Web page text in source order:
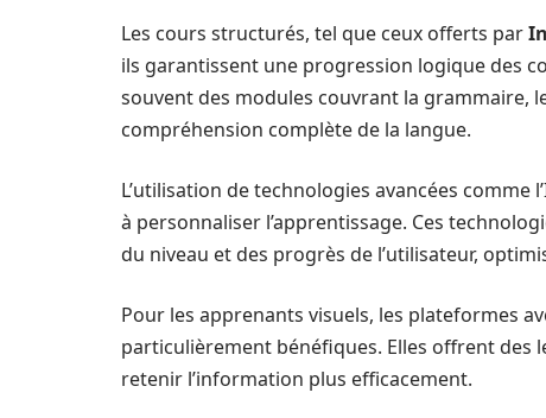
Les cours structurés, tel que ceux offerts par
ils garantissent une progression logique des
souvent des modules couvrant la grammaire,
compréhension complète de la langue.
L’utilisation de technologies avancées comme
à personnaliser l’apprentissage. Ces
du niveau et des progrès de l’utilisateur,
Pour les apprenants visuels, les plateformes
particulièrement bénéfiques. Elles offrent des
retenir l’information plus efficacement.